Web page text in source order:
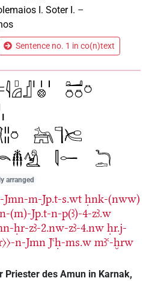
I. Soter I. –
Sentence no. 1 in co(n)text
arranged
Jmn-m-Jp.t-s.wt ḥnk-(nww)
Jp.t-n-p(ꜣ)-4-zꜣ.w
ḥr-zꜣ-2.nw-zꜣ-4.nw ḥr.j-
n-Jmn Jꜥḥ-ms.w mꜣꜥ-ḫrw
Priester des Amun in Karnak,